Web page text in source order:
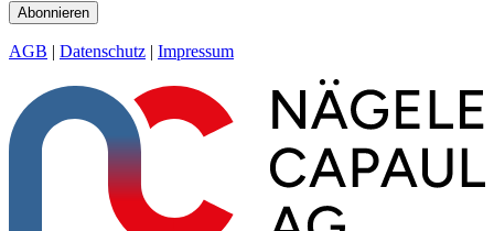
Abonnieren
AGB | Datenschutz | Impressum